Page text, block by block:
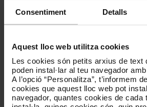
Consentiment Detalls
Aquest lloc web utilitza cookies
Les cookies són petits arxius de text
poden instal·lar al teu navegador
A l’opció “Personalitza”, t’informem
cookies que aquest lloc web pot
navegador, quantes cookies de cada
excloses 10037 Tècnic/a Jurídic
Bases de la convocatòria 10037
Govern
[PDF: 283 KB]